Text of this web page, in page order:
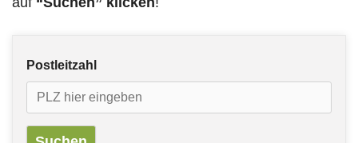
Postleitzahl